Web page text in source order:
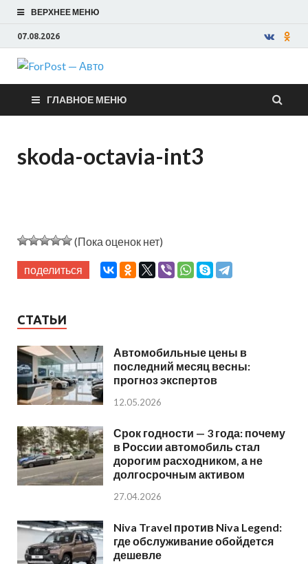
ВЕРХНЕЕ МЕНЮ
07.08.2026
ForPost —
Авто
ГЛАВНОЕ МЕНЮ
skoda-octavia-int3
(Пока оценок нет)
поделиться
СТАТЬИ
Автомобильные цены в
последний месяц весны:
прогноз экспертов
12.05.2026
Срок годности — 3 года: почему
в России автомобиль стал
дорогим расходником, а не
долгосрочным активом
27.04.2026
Niva Travel против Niva Legend:
где обслуживание обойдется
дешевле